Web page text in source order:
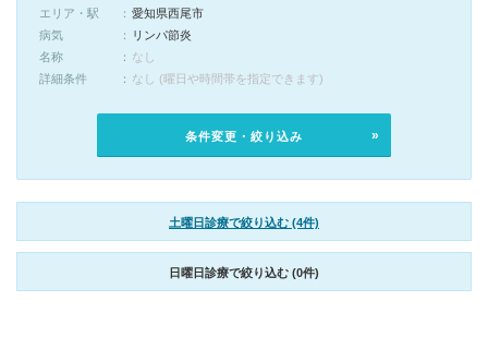
エリア・駅
愛知県西尾市
病気
リンパ節炎
名称
なし
詳細条件
なし (曜日や時間帯を指定できます)
条件変更・絞り込み
土曜日診療で絞り込む (4件)
日曜日診療で絞り込む (0件)